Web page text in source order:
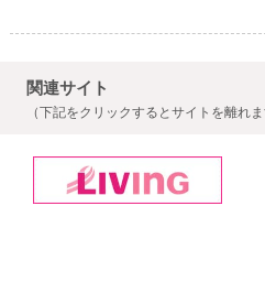
関連サイト
（下記をクリックするとサイトを離れま